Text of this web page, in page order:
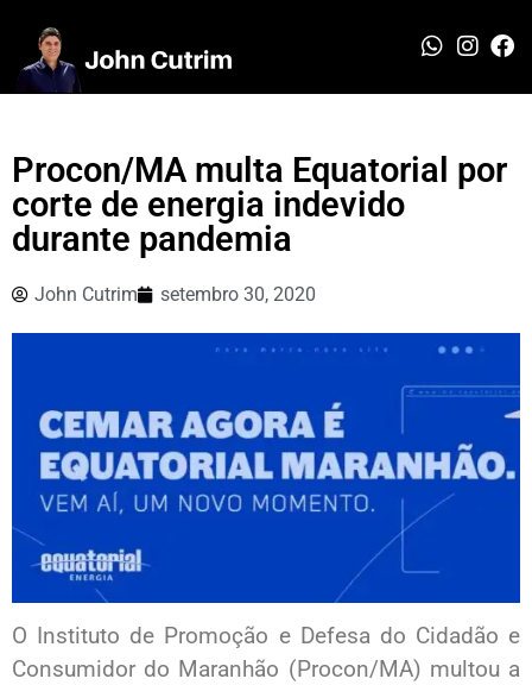
Procon/MA multa Equatorial por
corte de energia indevido
durante pandemia
John Cutrim setembro 30, 2020
O Instituto de Promoção e Defesa do Cidadão e
Consumidor do Maranhão (Procon/MA) multou a